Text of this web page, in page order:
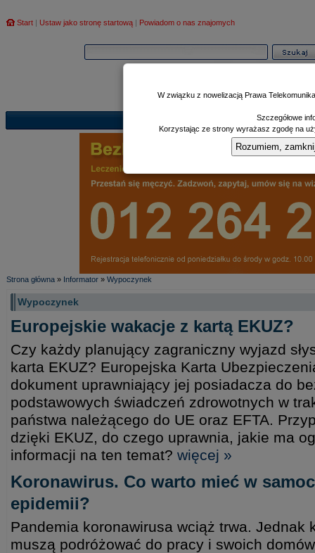
Start | Ustaw jako stronę startową | Powiadom o nas znajomych
Poczekalnia|
Strona główna » Informator » Wypoczynek
Wypoczynek
Europejskie wakacje z kartą EKUZ?
Czy każdy planujący zagraniczny wyjazd
karta EKUZ? Europejska Karta
dokument uprawniający jej posiadacza do
podstawowych świadczeń zdrowotnych w
państwa należącego do UE oraz EFTA.
dzięki EKUZ, do czego uprawnia, jakie ma
informacji na ten temat? więcej »
Koronawirus. Co warto mieć w
epidemii?
Pandemia koronawirusa wciąż trwa. Jednak
muszą podróżować do pracy i swoich
W związku z nowelizacją Prawa
Szczegółowe
Korzystając ze strony wyrażasz zgodę na
Rozumiem,